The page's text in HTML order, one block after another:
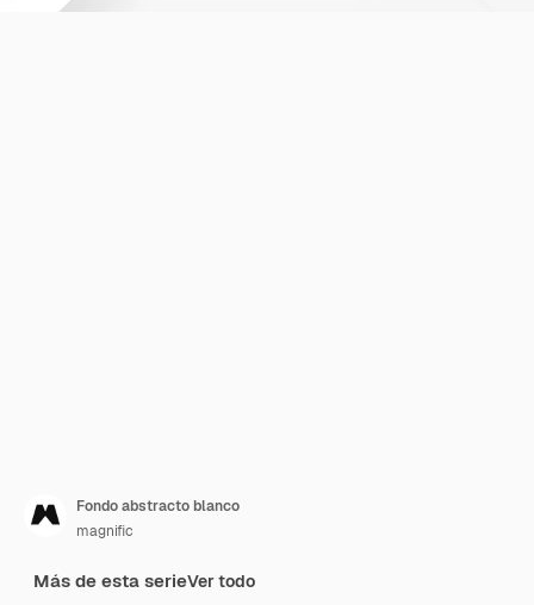
Fondo abstracto blanco
magnific
Más de esta serieVer todo